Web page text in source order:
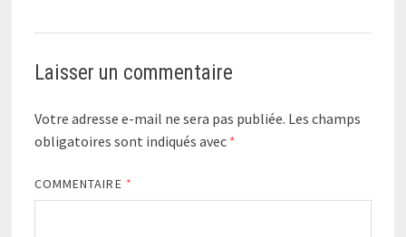
Laisser un commentaire
Votre adresse e-mail ne sera pas publiée. Les champs
obligatoires sont indiqués avec *
COMMENTAIRE *